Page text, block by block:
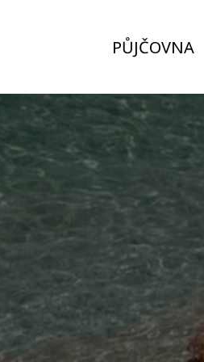
PŮJČOVNA